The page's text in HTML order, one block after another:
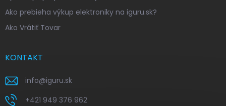
Ako prebieha výkup elektroniky na iguru.sk?
Ako Vrátiť Tovar
KONTAKT
info@iguru.sk
+421 949 376 962